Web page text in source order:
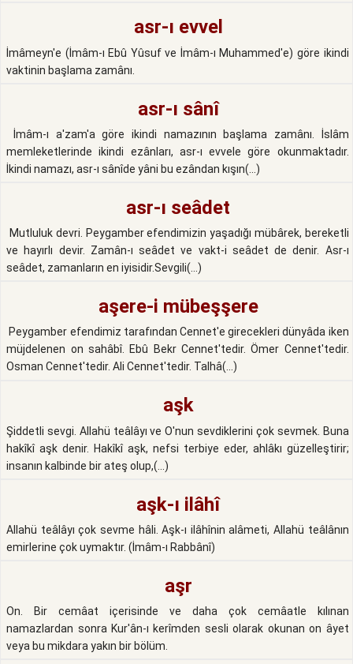
asr-ı evvel
İmâmeyn'e (İmâm-ı Ebû Yûsuf ve İmâm-ı Muhammed'e) göre ikindi
vaktinin başlama zamânı.
asr-ı sânî
İmâm-ı a'zam'a göre ikindi namazının başlama zamânı. İslâm
memleketlerinde ikindi ezânları, asr-ı evvele göre okunmaktadır.
İkindi namazı, asr-ı sânîde yâni bu ezândan kışın(...)
asr-ı seâdet
Mutluluk devri. Peygamber efendimizin yaşadığı mübârek, bereketli
ve hayırlı devir. Zamân-ı seâdet ve vakt-i seâdet de denir. Asr-ı
seâdet, zamanların en iyisidir.Sevgili(...)
aşere-i mübeşşere
Peygamber efendimiz tarafından Cennet'e girecekleri dünyâda iken
müjdelenen on sahâbî. Ebû Bekr Cennet'tedir. Ömer Cennet'tedir.
Osman Cennet'tedir. Ali Cennet'tedir. Talhâ(...)
aşk
Şiddetli sevgi. Allahü teâlâyı ve O'nun sevdiklerini çok sevmek. Buna
hakîkî aşk denir. Hakîkî aşk, nefsi terbiye eder, ahlâkı güzelleştirir;
insanın kalbinde bir ateş olup,(...)
aşk-ı ilâhî
Allahü teâlâyı çok sevme hâli. Aşk-ı ilâhînin alâmeti, Allahü teâlânın
emirlerine çok uymaktır. (İmâm-ı Rabbânî)
aşr
On. Bir cemâat içerisinde ve daha çok cemâatle kılınan
namazlardan sonra Kur'ân-ı kerîmden sesli olarak okunan on âyet
veya bu mikdara yakın bir bölüm.